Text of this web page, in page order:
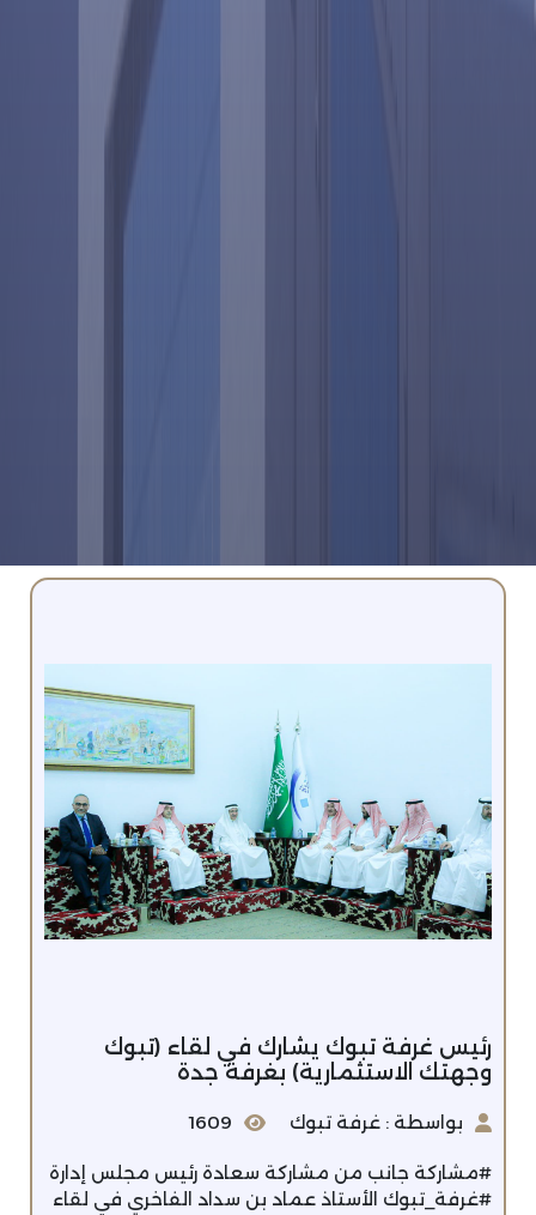
رئيس غرفة تبوك يشارك في لقاء (تبوك
وجهتك الاستثمارية) بغرفة جدة
بواسطة : غرفة تبوك 1609
#مشاركة جانب من مشاركة سعادة رئيس مجلس إدارة
#غرفة_تبوك الأستاذ عماد بن سداد الفاخري في لقاء